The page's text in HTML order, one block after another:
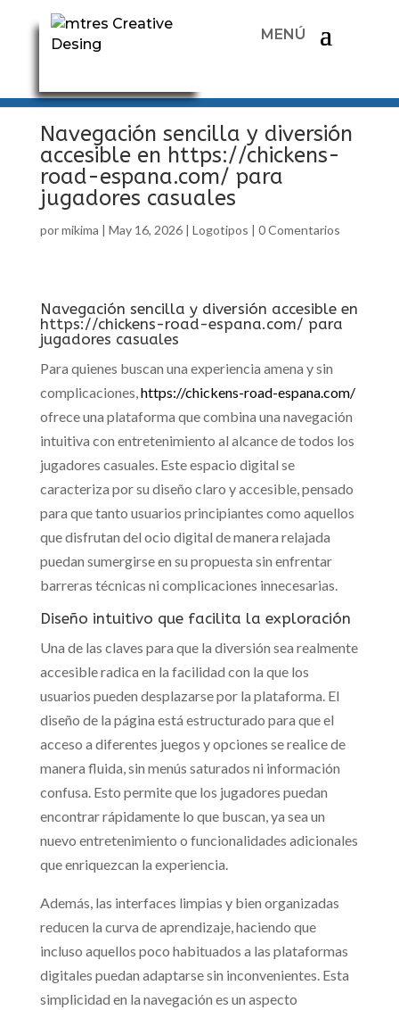
Navegación sencilla y diversión
accesible en https://chickens-
road-espana.com/ para
jugadores casuales
pormikima | May 16, 2026| Logotipos | 0 Comentarios
Navegación sencilla y diversión accesible en
https://chickens-road-espana.com/ para
jugadores casuales
Para quienes buscan una experiencia amena y sin
complicaciones,https://chickens-road-espana.com/
ofrece una plataforma que combina una navegación
intuitiva con entretenimiento al alcance de todos los
jugadores casuales. Este espacio digital se
caracteriza por su diseño claro y accesible, pensado
para que tanto usuarios principiantes como aquellos
que disfrutan del ocio digital de manera relajada
puedan sumergirse en su propuesta sin enfrentar
barreras técnicas ni complicaciones innecesarias.
Diseño intuitivo que facilita la exploración
Una de las claves para que la diversión sea realmente
accesible radica en la facilidad con la que los
usuarios pueden desplazarse por la plataforma. El
diseño de la página está estructurado para que el
acceso a diferentes juegos y opciones se realice de
manera fluida, sin menús saturados ni información
confusa. Esto permite que los jugadores puedan
encontrar rápidamente lo que buscan, ya sea un
nuevo entretenimiento o funcionalidades adicionales
que enriquezcan la experiencia.
Además, las interfaces limpias y bien organizadas
reducen la curva de aprendizaje, haciendo que
incluso aquellos poco habituados a las plataformas
digitales puedan adaptarse sin inconvenientes. Esta
simplicidad en la navegación es un aspecto